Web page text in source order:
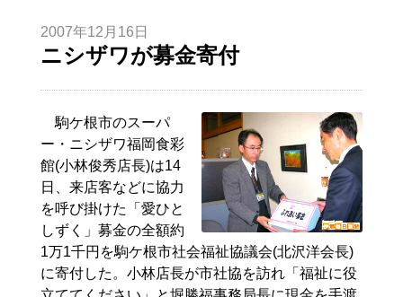
2007年12月16日
ニシザワが募金寄付
駒ケ根市のスーパ
ー・ニシザワ福岡食彩
館(小林俊秀店長)は14
日、来店客などに協力
を呼び掛けた「愛ひと
しずく」募金の全額約
1万1千円を駒ケ根市社会福祉協議会(北沢洋会長)
に寄付した。小林店長が市社協を訪れ「福祉に役